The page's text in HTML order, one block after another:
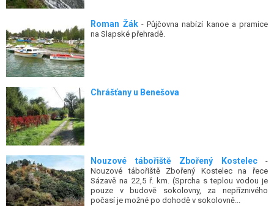
Roman Žák- Půjčovna nabízí kanoe a pramice
na Slapské přehradě.
Chrášťany u Benešova
Nouzové tábořiště Zbořený Kostelec-
Nouzové tábořiště Zbořený Kostelec na řece
Sázavě na 22,5 ř. km. (Sprcha s teplou vodou je
pouze v budově sokolovny, za nepříznivého
počasí je možné po dohodě v sokolovně...